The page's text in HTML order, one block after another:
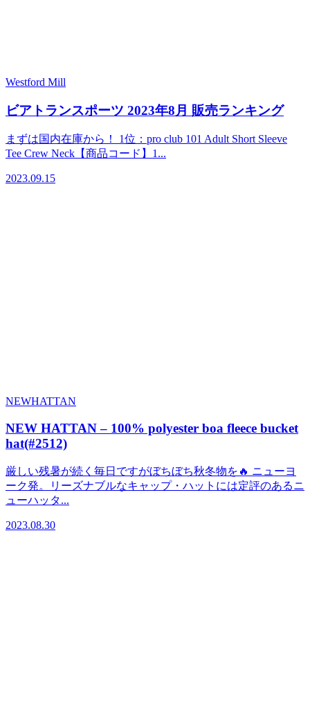
Westford Mill
ビアトランスポーツ 2023年8月 販売ランキング
まずは国内在庫から！ 1位：pro club 101 Adult Short Sleeve
Tee Crew Neck【商品コード】1...
2023.09.15
NEWHATTAN
NEW HATTAN – 100% polyester boa fleece bucket
hat(#2512)
厳しい残暑が続く毎日ですがぼちぼち秋冬物を🔥 ニューヨ
ーク発。リーズナブルなキャップ・ハットには定評のあるニ
ューハッタ...
2023.08.30